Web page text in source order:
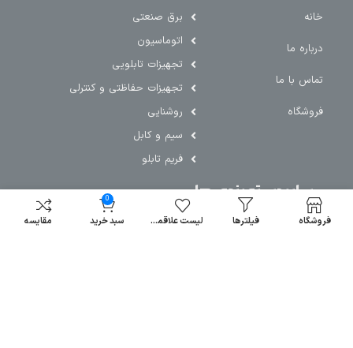
خانه
درباره ما
تماس با ما
فروشگاه
برق صنعتی
اتوماسیون
تجهیزات تابلویی
تجهیزات حفاظتی و کنترلی
روشنایی
سیم و کابل
فریم تابلو
سایر دسته بندی ها
خرید کلید اتوماتفروشگاه فیلترها لیست علاقمندی
0
سبد خرید مقایسه